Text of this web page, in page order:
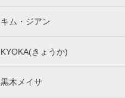
キム・ジアン
KYOKA(きょうか)
黒木メイサ